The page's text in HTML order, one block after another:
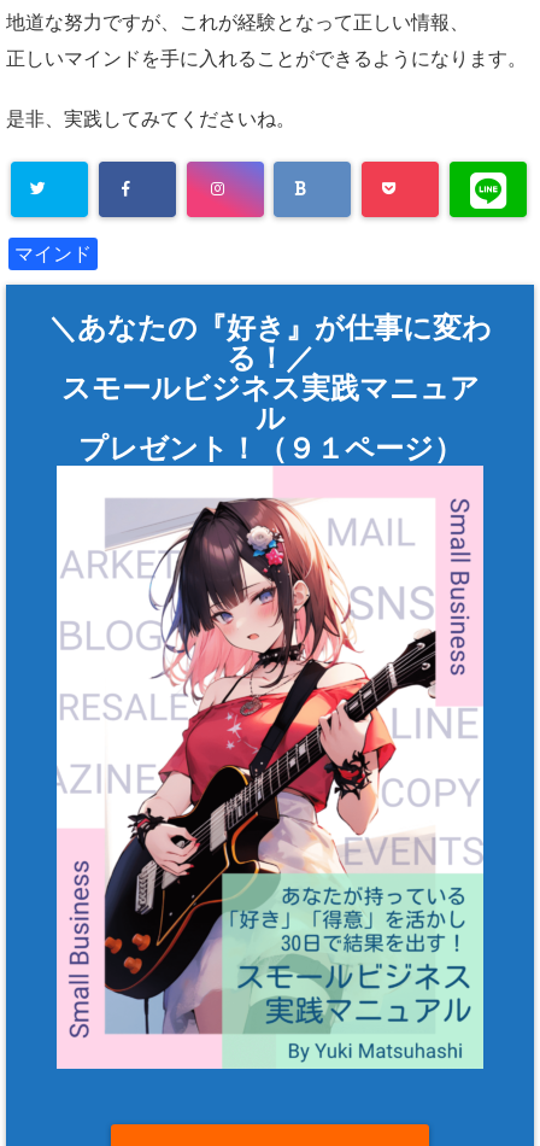
地道な努力ですが、これが経験となって正しい情報、
正しいマインドを手に入れることができるようになります。
是非、実践してみてくださいね。
マインド
＼あなたの『好き』が仕事に変わ
る！／
スモールビジネス実践マニュア
ル
プレゼント！（９１ページ）